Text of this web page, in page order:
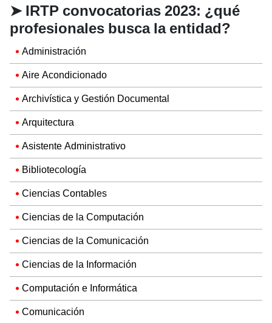
➤ IRTP convocatorias 2023: ¿qué
profesionales busca la entidad?
Administración
Aire Acondicionado
Archivística y Gestión Documental
Arquitectura
Asistente Administrativo
Bibliotecología
Ciencias Contables
Ciencias de la Computación
Ciencias de la Comunicación
Ciencias de la Información
Computación e Informática
Comunicación